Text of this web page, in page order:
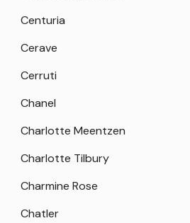
Centuria
Cerave
Cerruti
Chanel
Charlotte Meentzen
Charlotte Tilbury
Charmine Rose
Chatler